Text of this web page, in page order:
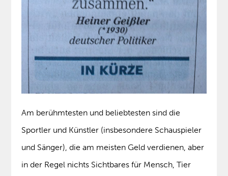
Am berühmtesten und beliebtesten sind die
Sportler und Künstler (insbesondere Schauspieler
und Sänger), die am meisten Geld verdienen, aber
in der Regel nichts Sichtbares für Mensch, Tier